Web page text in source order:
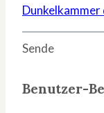
Dunkelkammer
Sende
Benutzer-